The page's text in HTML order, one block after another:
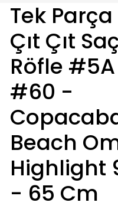
Tek Parça
Çıt Çıt
Röfle
#60 -
Beach
Highlight
- 65 Cm